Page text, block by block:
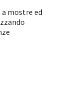
mostre ed